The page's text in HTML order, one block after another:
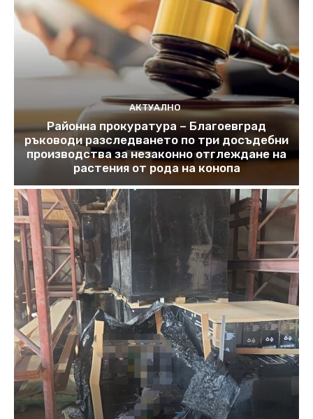
АКТУАЛНО
Районна прокуратура – Благоевград
ръководи разследването по три досъдебни
производства за незаконно отглеждане на
растения от рода на конопа